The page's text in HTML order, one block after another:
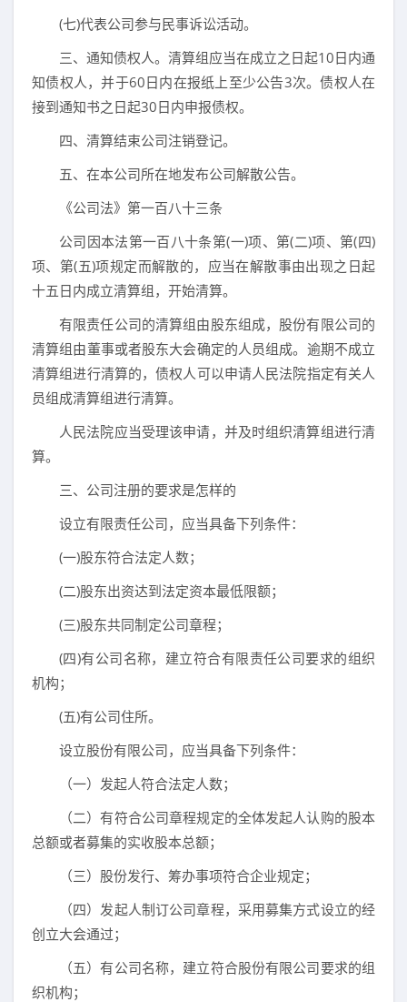
(七)代表公司参与民事诉讼活动。
三、通知债权人。清算组应当在成立之日起10日内通
知债权人，并于60日内在报纸上至少公告3次。债权人在
接到通知书之日起30日内申报债权。
四、清算结束公司注销登记。
五、在本公司所在地发布公司解散公告。
《公司法》第一百八十三条
公司因本法第一百八十条第(一)项、第(二)项、第(四)
项、第(五)项规定而解散的，应当在解散事由出现之日起
十五日内成立清算组，开始清算。
有限责任公司的清算组由股东组成，股份有限公司的
清算组由董事或者股东大会确定的人员组成。逾期不成立
清算组进行清算的，债权人可以申请人民法院指定有关人
员组成清算组进行清算。
人民法院应当受理该申请，并及时组织清算组进行清
算。
三、公司注册的要求是怎样的
设立有限责任公司，应当具备下列条件：
(一)股东符合法定人数；
(二)股东出资达到法定资本最低限额；
(三)股东共同制定公司章程；
(四)有公司名称，建立符合有限责任公司要求的组织
机构；
(五)有公司住所。
设立股份有限公司，应当具备下列条件：
（一）发起人符合法定人数；
（二）有符合公司章程规定的全体发起人认购的股本
总额或者募集的实收股本总额；
（三）股份发行、筹办事项符合企业规定；
（四）发起人制订公司章程，采用募集方式设立的经
创立大会通过；
（五）有公司名称，建立符合股份有限公司要求的组
织机构；